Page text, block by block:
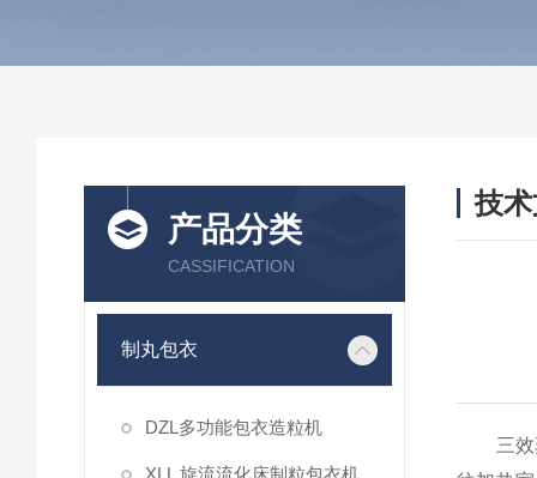
产品分类
CASSIFICATION
制丸包衣
DZL多功能包衣造粒机
XLL 旋流流化床制粒包衣机
技
三效蒸